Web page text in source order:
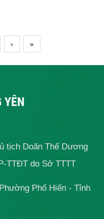
› »
YÊN
tịch Doãn Thế Dương
TTĐT do Sở TTTT
Phố Hiến - Tỉnh